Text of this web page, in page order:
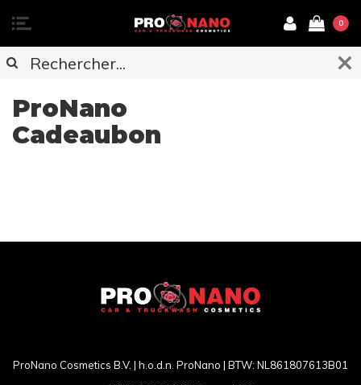
0
ProNano
Cadeaubon
ProNano Cosmetics B.V. | h.o.d.n. ProNano | BTW: NL861807613B01